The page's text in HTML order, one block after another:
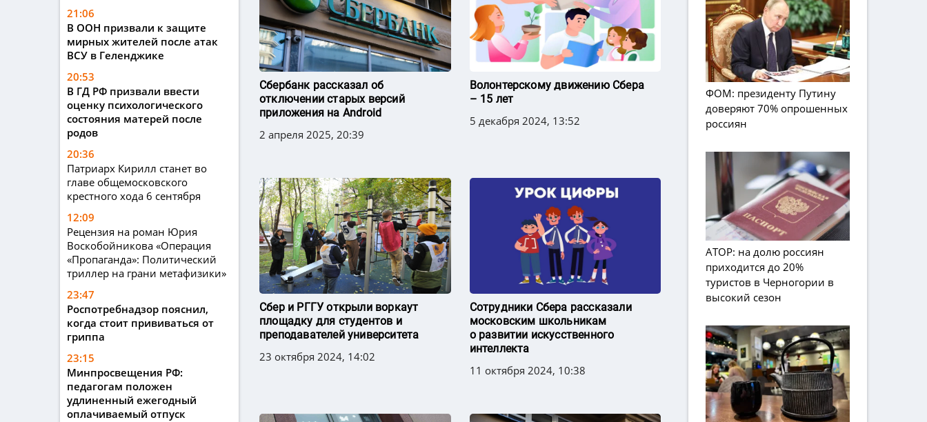
21:06
В ООН призвали к защите
мирных жителей после атак
ВСУ в Геленджике
20:53
В ГД РФ призвали ввести
оценку психологического
состояния матерей после
родов
20:36
Патриарх Кирилл станет во
главе общемосковского
крестного хода 6 сентября
12:09
Рецензия на роман Юрия
Воскобойникова «Операция
«Пропаганда»: Политический
триллер на грани метафизики»
23:47
Роспотребнадзор пояснил,
когда стоит прививаться от
гриппа
23:15
Минпросвещения РФ:
педагогам положен
удлиненный ежегодный
оплачиваемый отпуск
Сбербанк рассказал об
отключении старых версий
приложения на Android
2 апреля 2025, 20:39
Волонтерскому движению Сбера
– 15 лет
5 декабря 2024, 13:52
Сбер и РГГУ открыли воркаут
площадку для студентов и
преподавателей университета
23 октября 2024, 14:02
Сотрудники Сбера рассказали
московским школьникам
о развитии искусственного
интеллекта
11 октября 2024, 10:38
ФОМ: президенту Путину
доверяют 70% опрошенных
россиян
АТОР: на долю россиян
приходится до 20%
туристов в Черногории в
высокий сезон